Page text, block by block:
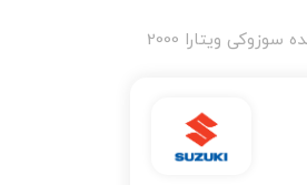
ویتارا 2000